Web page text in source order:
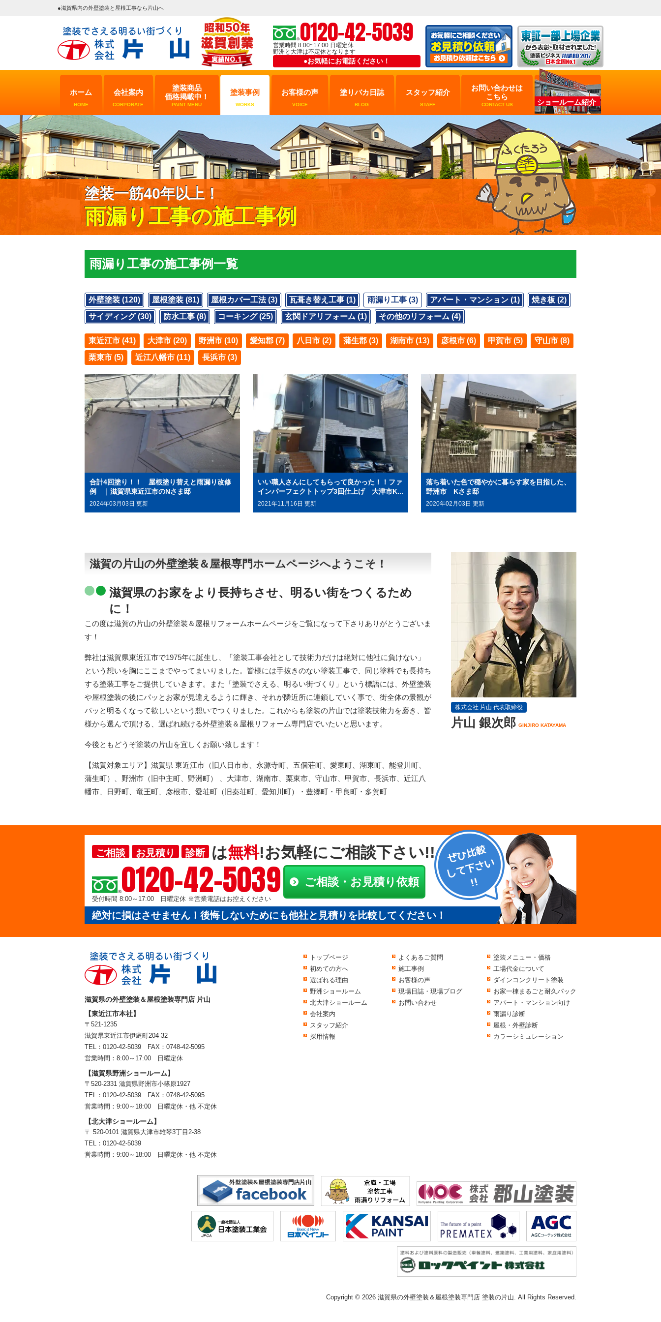
●滋賀県内の外壁塗装と屋根工事なら片山へ
0120-42-5039
営業時間 8:00~17:00 日曜定休
野洲と大津は不定休となります
●お気軽にお電話ください！
ホーム
HOME
会社案内
CORPORATE
塗装商品
価格掲載中！
PAINT MENU
塗装事例
WORKS
お客様の声
VOICE
塗りバカ日誌
BLOG
スタッフ紹介
STAFF
お問い合わせは
こちら
CONTACT US ショールーム紹介
塗装一筋40年以上！
雨漏り工事の施工事例
雨漏り工事の施工事例一覧
外壁塗装 (120) 屋根塗装 (81) 屋根カバー工法 (3) 瓦葺き替え工事 (1) 雨漏り工事 (3) アパート・マンション (1)
焼き板 (2)
サイディング (30)
防水工事 (8) コーキング (25) 玄関ドアリフォーム (1) その他のリフォーム (4)
東近江市 (41) 大津市 (20) 野洲市 (10) 愛知郡 (7) 八日市 (2) 蒲生郡 (3) 湖南市 (13) 彦根市 (6) 甲賀市 (5)
守山市 (8)
栗東市 (5)
近江八幡市 (11) 長浜市 (3)
合計4回塗り！！ 屋根塗り替えと雨漏り改修
例 ｜滋賀県東近江市のNさま邸
2024年03月03日 更新
いい職人さんにしてもらって良かった！！ファ
インパーフェクトトップ3回仕上げ 大津市K...
2021年11月16日 更新
落ち着いた色で穏やかに暮らす家を目指した、
野洲市 Kさま邸
2020年02月03日 更新
滋賀の片山の外壁塗装＆屋根専門ホームページへようこそ！
滋賀県のお家をより長持ちさせ、明るい街をつくるため
に！
この度は滋賀の片山の外壁塗装＆屋根リフォームホームページをご覧になって下さりありがとうございま
す！
弊社は滋賀県東近江市で1975年に誕生し、「塗装工事会社として技術力だけは絶対に他社に負けない」
という想いを胸にここまでやってまいりました。皆様には手抜きのない塗装工事で、同じ塗料でも長持ち
する塗装工事をご提供していきます。また「塗装でさえる、明るい街づくり」という標語には、外壁塗装
や屋根塗装の後にパッとお家が見違えるように輝き、それが隣近所に連鎖していく事で、街全体の景観が
パッと明るくなって欲しいという想いでつくりました。これからも塗装の片山では塗装技術力を磨き、皆
様から選んで頂ける、選ばれ続ける外壁塗装＆屋根リフォーム専門店でいたいと思います。
今後ともどうぞ塗装の片山を宜しくお願い致します！
【滋賀対象エリア】滋賀県 東近江市（旧八日市市、永源寺町、五個荘町、愛東町、湖東町、能登川町、
蒲生町）、野洲市（旧中主町、野洲町） 、大津市、湖南市、栗東市、守山市、甲賀市、長浜市、近江八
幡市、日野町、竜王町、彦根市、愛荘町（旧秦荘町、愛知川町）・豊郷町・甲良町・多賀町
株式会社 片山 代表取締役
片山 銀次郎 GINJIRO KATAYAMA
ご相談 お見積り 診断 は無料!お気軽にご相談下さい!!
0120-42-5039
受付時間 8:00～17:00 日曜定休 ※営業電話はお控えください
ご相談・お見積り依頼
絶対に損はさせません！後悔しないためにも他社と見積りを比較してください！
滋賀県の外壁塗装＆屋根塗装専門店 片山
【東近江市本社】
〒521-1235
滋賀県東近江市伊庭町204-32
TEL：0120-42-5039 FAX：0748-42-5095
営業時間：8:00～17:00 日曜定休
【滋賀県野洲ショールーム】
〒520-2331 滋賀県野洲市小篠原1927
TEL： 0120-42-5039 FAX：0748-42-5095
営業時間：9:00～18:00
日曜定休・他 不定休
【北大津ショールーム】
〒 520-0101 滋賀県大津市雄琴3丁目2-38
TEL： 0120-42-5039
営業時間：9:00～18:00
日曜定休・他 不定休
トップページ
初めての方へ
選ばれる理由
野洲ショールーム
北大津ショールーム
会社案内
スタッフ紹介
採用情報
よくあるご質問
施工事例
お客様の声
現場日誌・現場ブログ
お問い合わせ
塗装メニュー・価格
工場代金について
ダインコンクリート塗装
お家一棟まるごと耐久パック
アパート・マンション向け
雨漏り診断
屋根・外壁診断
カラーシミュレーション
Copyright © 2026 滋賀県の外壁塗装＆屋根塗装専門店 塗装の片山. All Rights Reserved.